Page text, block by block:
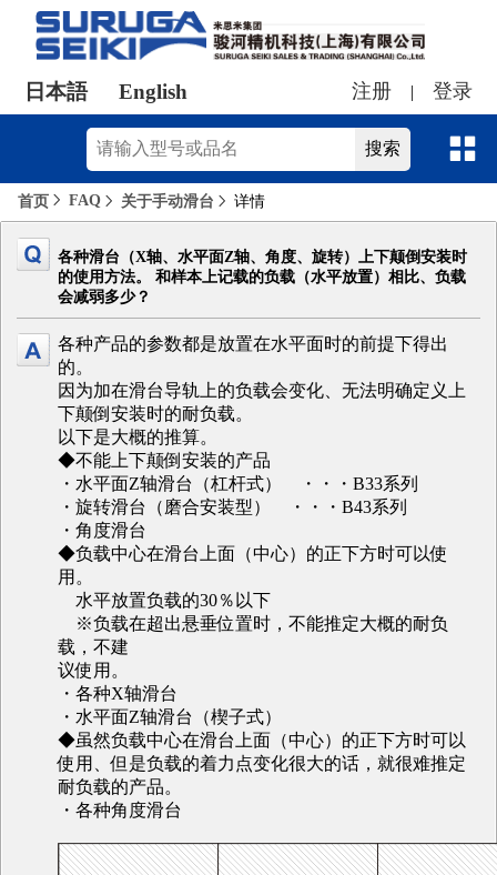
日本語 English 注册 登录
首页 FAQ 关于手动滑台 详情
各种滑台（X轴、水平面Z轴、角度、旋转）上下颠倒安装时
的使用方法。 和样本上记载的负载（水平放置）相比、负载
会减弱多少？
各种产品的参数都是放置在水平面时的前提下得出
的。
因为加在滑台导轨上的负载会变化、无法明确定义上
下颠倒安装时的耐负载。
以下是大概的推算。
◆不能上下颠倒安装的产品
・水平面Z轴滑台（杠杆式） ・・・B33系列
・旋转滑台（磨合安装型） ・・・B43系列
・角度滑台
◆负载中心在滑台上面（中心）的正下方时可以使
用。
水平放置负载的30％以下
※负载在超出悬垂位置时，不能推定大概的耐负
载，不建
议使用。
・各种X轴滑台
・水平面Z轴滑台（楔子式）
◆虽然负载中心在滑台上面（中心）的正下方时可以
使用、但是负载的着力点变化很大的话，就很难推定
耐负载的产品。
・各种角度滑台